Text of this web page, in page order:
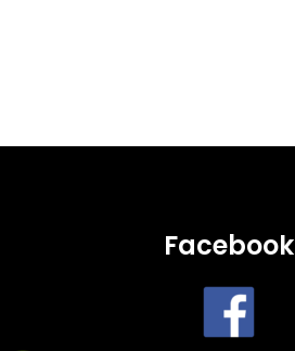
Facebook